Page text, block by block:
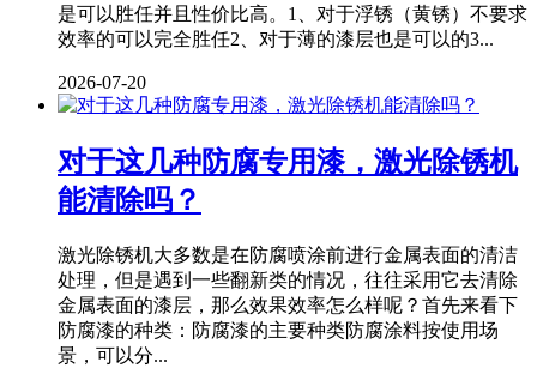
是可以胜任并且性价比高。1、对于浮锈（黄锈）不要求
效率的可以完全胜任2、对于薄的漆层也是可以的3...
2026-07-20
对于这几种防腐专用漆，激光除锈机
能清除吗？
激光除锈机大多数是在防腐喷涂前进行金属表面的清洁
处理，但是遇到一些翻新类的情况，往往采用它去清除
金属表面的漆层，那么效果效率怎么样呢？首先来看下
防腐漆的种类：防腐漆的主要种类防腐涂料按使用场
景，可以分...